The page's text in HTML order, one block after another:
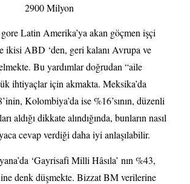
2900 Milyon
Latin Amerika’ya akan göçmen işçi
ikisi ABD ‘den, geri kalanı Avrupa ve
Bu yardımlar doğrudan “aile
ihtiyaçlar için akmakta. Meksika’da
Kolombiya’da ise %16’sının, düzenli
aldığı dikkate alındığında, bunların nasıl
cevap verdiği daha iyi anlaşılabilir.
‘Gayrisafi Milli Hâsıla’ nın %43,
denk düşmekte. Bizzat BM verilerine